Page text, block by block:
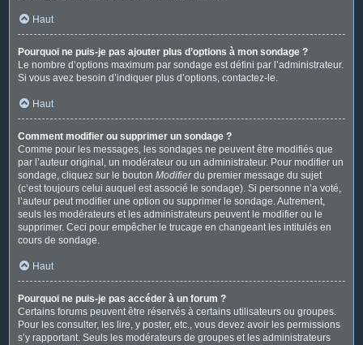
Haut
Pourquoi ne puis-je pas ajouter plus d’options à mon sondage ?
Le nombre d’options maximum par sondage est défini par l’administrateur.
Si vous avez besoin d’indiquer plus d’options, contactez-le.
Haut
Comment modifier ou supprimer un sondage ?
Comme pour les messages, les sondages ne peuvent être modifiés que
par l’auteur original, un modérateur ou un administrateur. Pour modifier un
sondage, cliquez sur le bouton Modifierdu premier message du sujet
(c’est toujours celui auquel est associé le sondage). Si personne n’a voté,
l’auteur peut modifier une option ou supprimer le sondage. Autrement,
seuls les modérateurs et les administrateurs peuvent le modifier ou le
supprimer. Ceci pour empêcher le trucage en changeant les intitulés en
cours de sondage.
Haut
Pourquoi ne puis-je pas accéder à un forum ?
Certains forums peuvent être réservés à certains utilisateurs ou groupes.
Pour les consulter, les lire, y poster, etc., vous devez avoir les permissions
s’y rapportant. Seuls les modérateurs de groupes et les administrateurs